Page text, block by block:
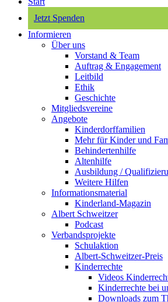
Jetzt Spenden
Informieren
Über uns
Vorstand & Team
Auftrag & Engagement
Leitbild
Ethik
Geschichte
Mitgliedsvereine
Angebote
Kinderdorffamilien
Mehr für Kinder und
Behindertenhilfe
Altenhilfe
Ausbildung /
Weitere Hilfen
Informationsmaterial
Kinderland-Magazin
Albert Schweitzer
Podcast
Verbandsprojekte
Schulaktion
Albert-Schweitzer-Preis
Kinderrechte
Videos
Kinderrechte bei
Downloads zum